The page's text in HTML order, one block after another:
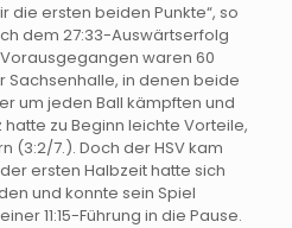
die ersten beiden Punkte“, so
dem 27:33-Auswärtserfolg
waren 60
Sachsenhalle, in denen beide
um jeden Ball kämpften und
zu Beginn leichte Vorteile,
(3:2/7.). Doch der HSV kam
ersten Halbzeit hatte sich
und konnte sein Spiel
11:15-Führung in die Pause.